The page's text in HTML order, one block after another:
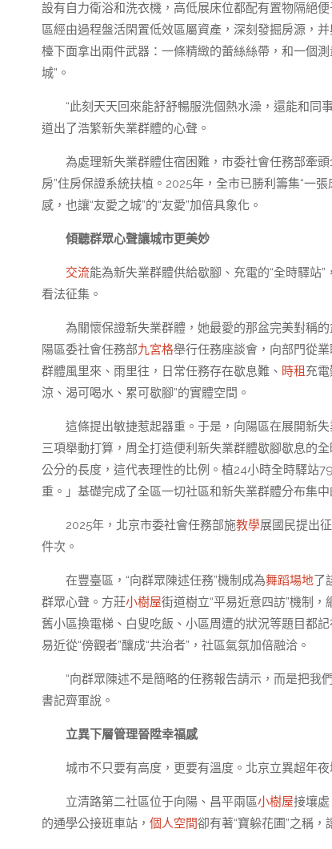
設有自力衛浴和洗衣機，高低展床位都配有置物隔絕
區經由過程盤活閑置低效區屬資產，深刻發掘房源，
檯下面拿出兩件武器：一條精緻的蕾絲絲帶，和一個
城”。
“此刻天天回來能舒舒暢服洗個熱水澡，還能和同
道出了浩繁新失業群體的心聲。
為處理新失業群體住宿困難，市委社會任務部牽
房”住房保證系統扶植。2025年，全市已勝利籌集“一
感，也讓“友愛之城”的“友愛”加倍具象化。
傾聽群眾心聲讓城市更美妙
交流能為新失業群體供給歇腳、充電的“全時驛站
看法征集。
為關懷保證新失業群體，她最愛的那盆完美對稱
陽區委社會任務部九宮格舉行任務座談會，向部門從業
群體風里來、雨里往，日常任務存在歇息難、 時租 充
涼、渴可喝水、累可歇腳”的實體空間。
這條提出敏捷惹起器重。于是，向陽區在展開新
三項舉動打算，周全打造便利新失業群體歇腳歇息的
公分的長度，這代表理性的比例。植24小時全時驛站
重。」基礎完成了全區一切社區和新失業群體分布集
2025年，北京市委社會任務部施教學展國民提出
件次。
在豐臺區，“向群眾陳述任務”機制成為舞蹈場地了
群眾心聲。方莊小樹屋街道樹立“平易近意四訪”機制
舊小區換電梯、白叟吃飯、小區周遭的狀況等題目都
易近從“傍觀者”釀成“共治者”，社區氣氛加倍融洽。
“向群眾陳述不是簡略的任務報告請示，而是把我
書記齊軍說。
立異下層管理晉陞幸福感
城市不只要有高度，更要有溫度。北京立異超年
立清路第二社區位于向陽、昌平兩區小樹屋接壤
的通學公接班車站， 個人空間卻有著“寶躲花圃”之稱